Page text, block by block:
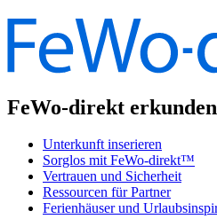
FeWo-direkt erkunden
Unterkunft inserieren
Sorglos mit FeWo-direkt™
Vertrauen und Sicherheit
Ressourcen für Partner
Ferienhäuser und